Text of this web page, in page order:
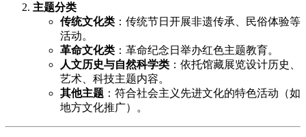
主题分类
传统文化类 ​：传统节日开展非遗传承、民俗体验等
活动。
革命文化类 ​：革命纪念日举办红色主题教育。
人文历史与自然科学类 ​：依托馆藏展览设计历史、
艺术、科技主题内容。
其他主题 ​：符合社会主义先进文化的特色活动（如
地方文化推广）。